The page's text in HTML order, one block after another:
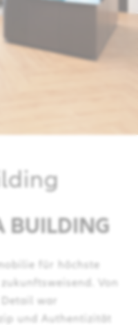
BUILDING
für höchste
Von
war
und Authentizität